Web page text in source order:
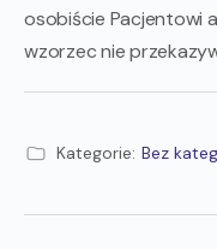
osobiście Pacjentowi
wzorzec nie
Kategorie: Bez